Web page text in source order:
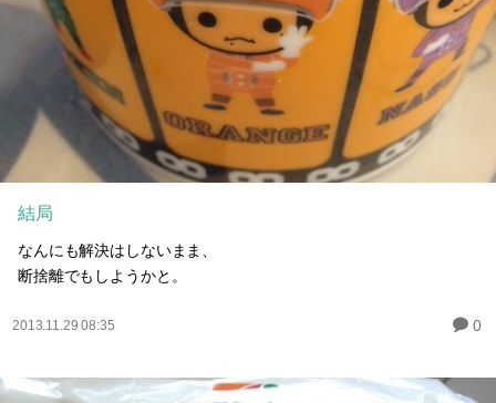
結局
なんにも解決はしないまま、
断捨離でもしようかと。
2013.11.29 08:35 0